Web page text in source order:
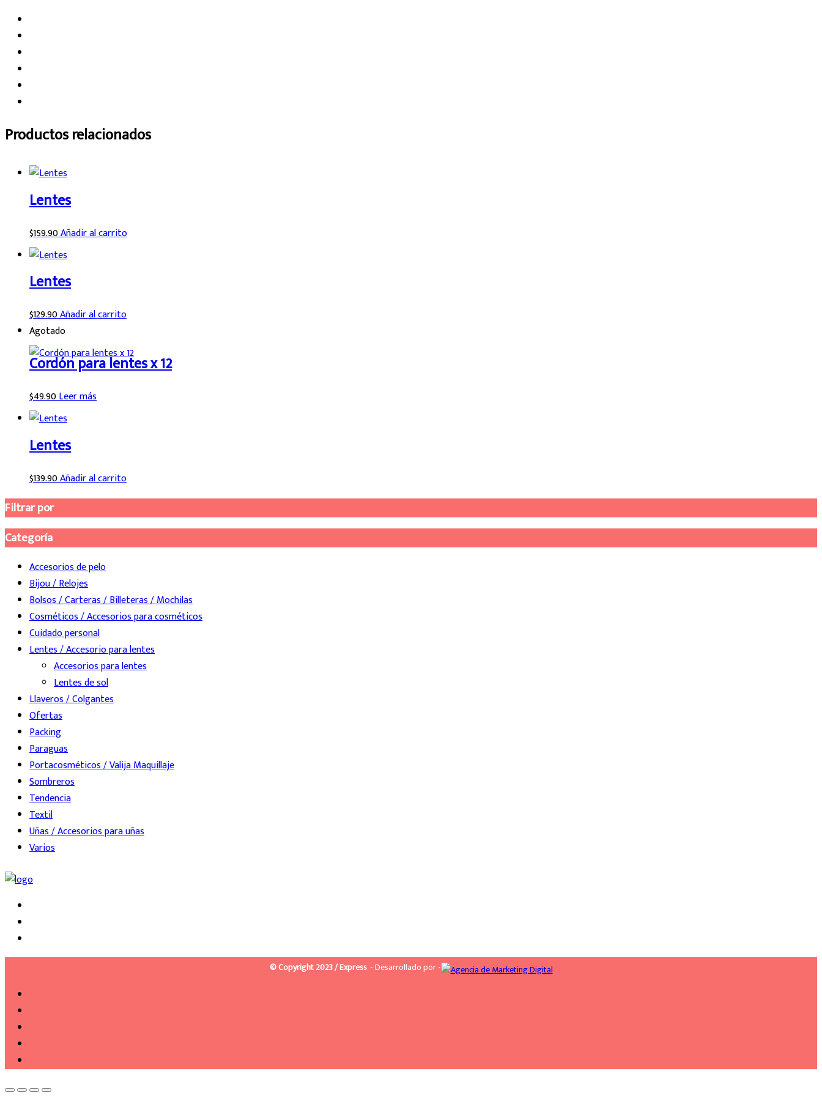
Productos relacionados
Lentes
$159.90Añadir al carrito
Lentes
$129.90Añadir al carrito
Agotado
Cordón para lentes x 12
$49.90Leer más
Lentes
$139.90Añadir al carrito
Filtrar por
Categoría
Accesorios de pelo
Bijou / Relojes
Bolsos / Carteras / Billeteras / Mochilas
Cosméticos / Accesorios para cosméticos
Cuidado personal
Lentes / Accesorio para lentes
Accesorios para lentes
Lentes de sol
Llaveros / Colgantes
Ofertas
Packing
Paraguas
Portacosméticos / Valija Maquillaje
Sombreros
Tendencia
Textil
Uñas / Accesorios para uñas
Varios
© Copyright 2023 / Express - Desarrollado por -